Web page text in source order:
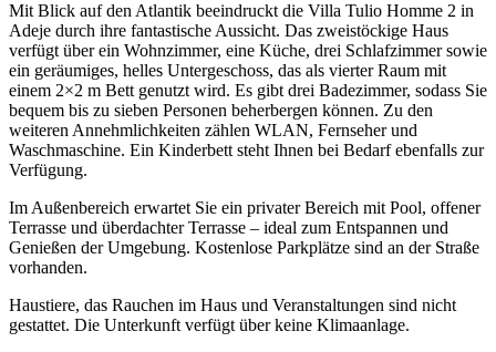
Mit Blick auf den Atlantik beeindruckt die Villa Tulio Homme 2 in
Adeje durch ihre fantastische Aussicht. Das zweistöckige Haus
verfügt über ein Wohnzimmer, eine Küche, drei Schlafzimmer sowie
ein geräumiges, helles Untergeschoss, das als vierter Raum mit
einem 2×2 m Bett genutzt wird. Es gibt drei Badezimmer, sodass Sie
bequem bis zu sieben Personen beherbergen können. Zu den
weiteren Annehmlichkeiten zählen WLAN, Fernseher und
Waschmaschine. Ein Kinderbett steht Ihnen bei Bedarf ebenfalls zur
Verfügung.
Im Außenbereich erwartet Sie ein privater Bereich mit Pool, offener
Terrasse und überdachter Terrasse – ideal zum Entspannen und
Genießen der Umgebung. Kostenlose Parkplätze sind an der Straße
vorhanden.
Haustiere, das Rauchen im Haus und Veranstaltungen sind nicht
gestattet. Die Unterkunft verfügt über keine Klimaanlage.